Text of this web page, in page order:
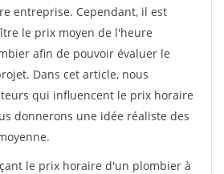
entreprise. Cependant, il est
le prix moyen de l'heure
afin de pouvoir évaluer le
Dans cet article, nous
qui influencent le prix horaire
donnerons une idée réaliste des
le prix horaire d'un plombier à